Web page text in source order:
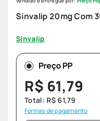
Sinvalip 20mg Com
Sinvalip
Preço PP
R$ 61,79
Total: R$ 61,79
Formas de pagamento